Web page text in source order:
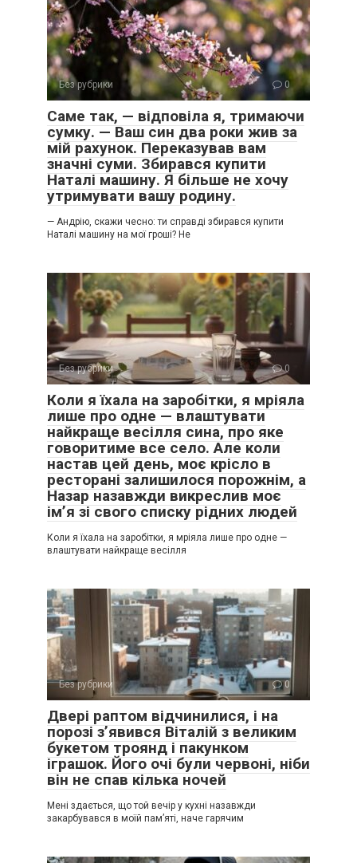
Без рубрики 0
Саме так, — відповіла я, тримаючи
сумку. — Ваш син два роки жив за
мій рахунок. Переказував вам
значні суми. Збирався купити
Наталі машину. Я більше не хочу
утримувати вашу родину.
— Андрію, скажи чесно: ти справді збирався купити
Наталі машину на мої гроші? Не
Без рубрики 0
Коли я їхала на заробітки, я мріяла
лише про одне — влаштувати
найкраще весілля сина, про яке
говоритиме все село. Але коли
настав цей день, моє крісло в
ресторані залишилося порожнім, а
Назар назавжди викреслив моє
ім’я зі свого списку рідних людей
Коли я їхала на заробітки, я мріяла лише про одне —
влаштувати найкраще весілля
Без рубрики 0
Двері раптом відчинилися, і на
порозі з’явився Віталій з великим
букетом троянд і пакунком
іграшок. Його очі були червоні, ніби
він не спав кілька ночей
Мені здається, що той вечір у кухні назавжди
закарбувався в моїй пам’яті, наче гарячим